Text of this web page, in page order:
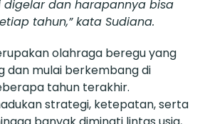
digelar dan harapannya bisa
tahun,” kata Sudiana.
olahraga beregu yang
dan mulai berkembang di
tahun terakhir.
strategi, ketepatan, serta